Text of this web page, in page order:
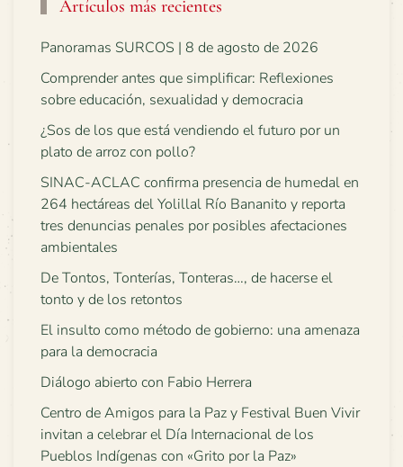
Artículos más recientes
Panoramas SURCOS | 8 de agosto de 2026
Comprender antes que simplificar: Reflexiones
sobre educación, sexualidad y democracia
¿Sos de los que está vendiendo el futuro por un
plato de arroz con pollo?
SINAC-ACLAC confirma presencia de humedal en
264 hectáreas del Yolillal Río Bananito y reporta
tres denuncias penales por posibles afectaciones
ambientales
De Tontos, Tonterías, Tonteras…, de hacerse el
tonto y de los retontos
El insulto como método de gobierno: una amenaza
para la democracia
Diálogo abierto con Fabio Herrera
Centro de Amigos para la Paz y Festival Buen Vivir
invitan a celebrar el Día Internacional de los
Pueblos Indígenas con «Grito por la Paz»